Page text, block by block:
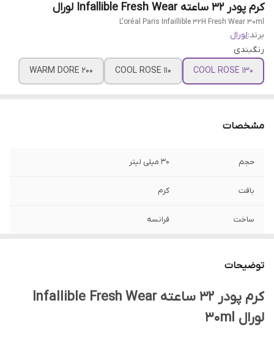
کرم پودر 32 ساعته Infallible Fresh Wear لورال
L'oréal Paris Infaillible 32H Fresh Wear 30ml
برند:لورال
رنگبندی
COOL ROSE 130
COOL ROSE 110
WARM DORE 200
مشخصات
حجم 30 میلی لیتر
بافت کرم
ساخت فرانسه
نوع پوست
توضیحات
کرم پودر 32 ساعته Infallible Fresh Wear
لورال 30ml